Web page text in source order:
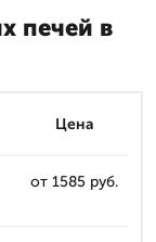
печей в
Цена
от 1585 руб.